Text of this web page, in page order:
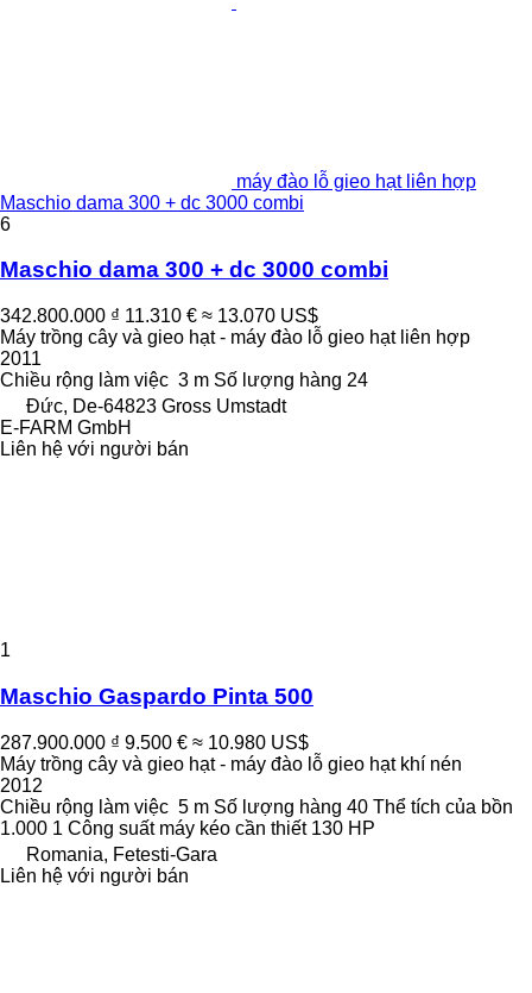
máy đào lỗ gieo hạt liên hợp
Maschio dama 300 + dc 3000 combi
6
Maschio dama 300 + dc 3000 combi
342.800.000 ₫ 11.310 € ≈ 13.070 US$
Máy trồng cây và gieo hạt - máy đào lỗ gieo hạt liên hợp
2011
Chiều rộng làm việc 3 m Số lượng hàng 24
Đức, De-64823 Gross Umstadt
E-FARM GmbH
Liên hệ với người bán
1
Maschio Gaspardo Pinta 500
287.900.000 ₫ 9.500 € ≈ 10.980 US$
Máy trồng cây và gieo hạt - máy đào lỗ gieo hạt khí nén
2012
Chiều rộng làm việc 5 m Số lượng hàng 40 Thể tích của bồn
1.000 1 Công suất máy kéo cần thiết 130 HP
Romania, Fetesti-Gara
Liên hệ với người bán